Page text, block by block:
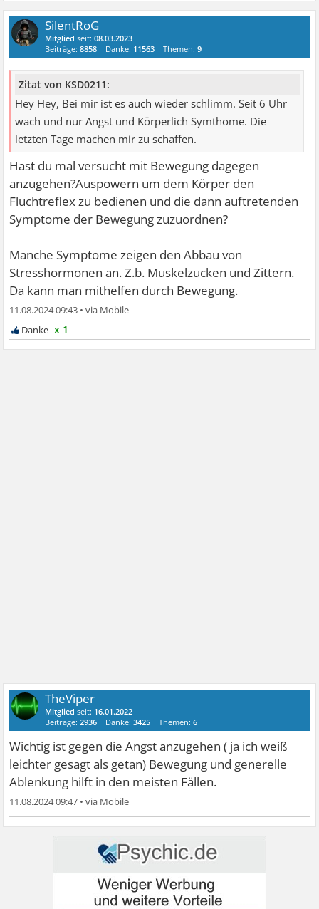
SilentRoG
Mitglied seit:08.03.2023
Beiträge:8858 Danke: 11563 Themen:9
Zitat von KSD0211:
Hey Hey, Bei mir ist es auch wieder schlimm. Seit 6 Uhr
wach und nur Angst und Körperlich Symthome. Die
letzten Tage machen mir zu schaffen.
Hast du mal versucht mit Bewegung dagegen
anzugehen?Auspowern um dem Körper den
Fluchtreflex zu bedienen und die dann auftretenden
Symptome der Bewegung zuzuordnen?
Manche Symptome zeigen den Abbau von
Stresshormonen an. Z.b. Muskelzucken und Zittern.
Da kann man mithelfen durch Bewegung.
11.08.2024 09:43 •
x 1
TheViper
Mitglied seit: 16.01.2022
Beiträge:2936 Danke:3425 Themen:6
Wichtig ist gegen die Angst anzugehen ( ja ich weiß
leichter gesagt als getan) Bewegung und generelle
Ablenkung hilft in den meisten Fällen.
11.08.2024 09:47 •